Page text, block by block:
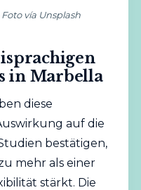
vía Unsplash
in Marbella
diese
auf die
bestätigen,
mehr als einer
stärkt. Die